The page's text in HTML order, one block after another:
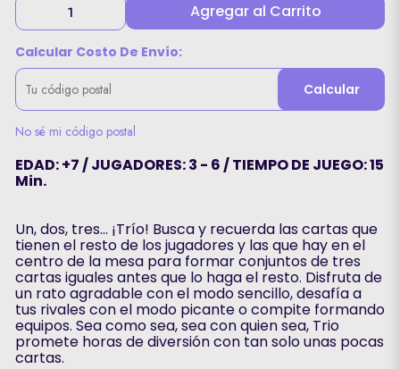
Agregar al Carrito
Calcular Costo De Envío:
Calcular
No sé mi código postal
EDAD: +7 / JUGADORES: 3 - 6 / TIEMPO DE JUEGO: 15
Min.
Un, dos, tres… ¡Trío! Busca y recuerda las cartas que
tienen el resto de los jugadores y las que hay en el
centro de la mesa para formar conjuntos de tres
cartas iguales antes que lo haga el resto. Disfruta de
un rato agradable con el modo sencillo, desafía a
tus rivales con el modo picante o compite formando
equipos. Sea como sea, sea con quien sea, Trio
promete horas de diversión con tan solo unas pocas
cartas.